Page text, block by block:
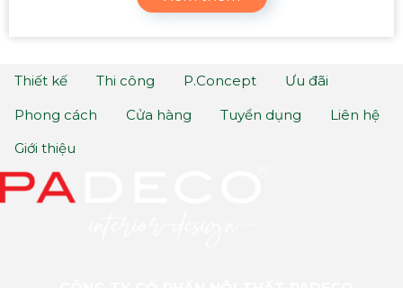
Thiết kế Thi công P.Concept
Ưu đãi
Phong cách
Cửa hàng Tuyển dụng
Liên hệ
Giới thiệu